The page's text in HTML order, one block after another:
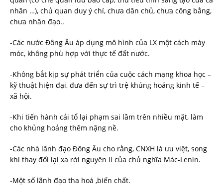
nhân …), chủ quan duy ý chí, chưa dân chủ, chưa công bằng,
chưa nhân đạo..
-Các nước Đông Âu áp dụng mô hình của LX một cách máy
móc, không phù hợp với thực tế đất nước.
-Không bắt kịp sự phát triển của cuộc cách mạng khoa học –
kỹ thuật hiện đại, đưa đến sự trì trệ khủng hoảng kinh tế –
xã hội.
-Khi tiến hành cải tổ lại phạm sai lầm trên nhiều mặt, làm
cho khủng hoảng thêm nặng nề.
-Các nhà lãnh đạo Đông Âu cho rằng, CNXH là ưu việt, song
khi thay đổi lại xa rời nguyên lí của chủ nghĩa Mác-Lenin.
-Một số lãnh đạo tha hoá ,biến chất.